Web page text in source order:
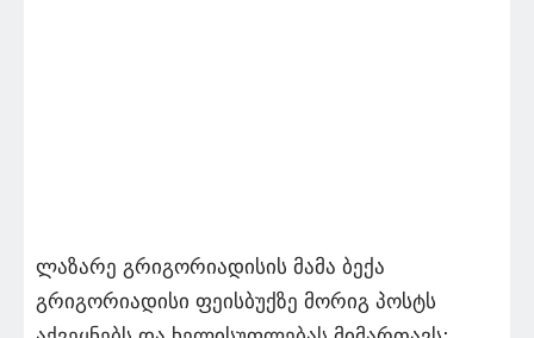
ლაზარე გრიგორიადისის მამა ბექა
გრიგორიადისი ფეისბუქზე მორიგ პოსტს